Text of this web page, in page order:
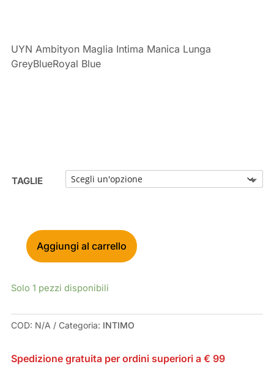
UYN Ambityon Maglia Intima Manica Lunga
GreyBlueRoyal Blue
TAGLIE
UYN
AMBITYON
INTIMA
LUNGA
GREYBLUEROYAL
QUANTITÀ
Aggiungi al carrello
Solo 1 pezzi disponibili
COD: N/A Categoria: INTIMO
Spedizione gratuita per ordini superiori a € 99